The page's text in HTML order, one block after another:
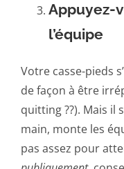
Appuyez-
l’équipe
Votre casse-pieds
de façon à être
quitting ??). Mais il
main, monte les
pas assez pour